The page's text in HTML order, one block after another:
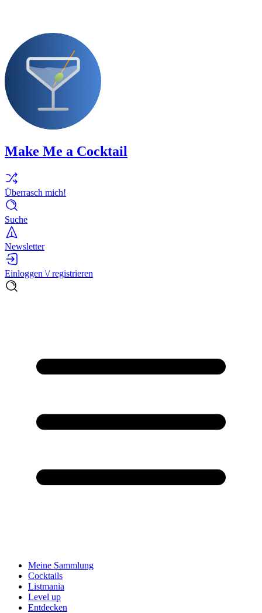
Make Me a Cocktail
Überrasch mich!
Suche
Newsletter
Einloggen \/ registrieren
Meine Sammlung
Cocktails
Listmania
Level up
Entdecken